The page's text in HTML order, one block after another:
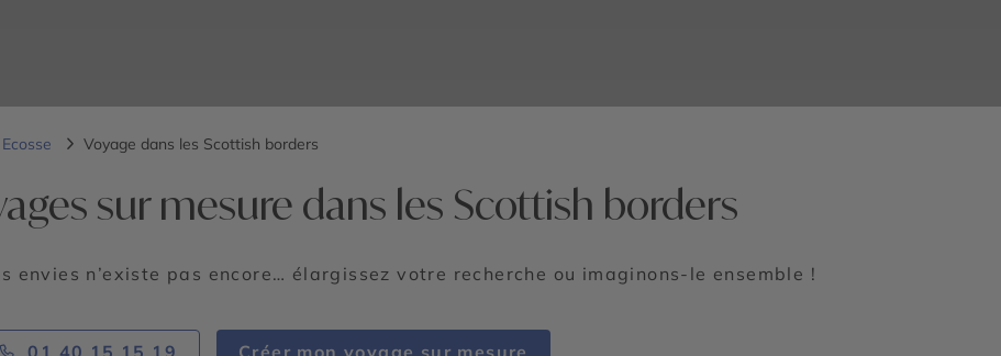
Voyage dans les Scottish borders
sur mesure dans les Scottish borders
envies n’existe pas encore… élargissez votre recherche ou imaginons-le ensemble !
01 40 15 15 19 Créer mon voyage sur mesure